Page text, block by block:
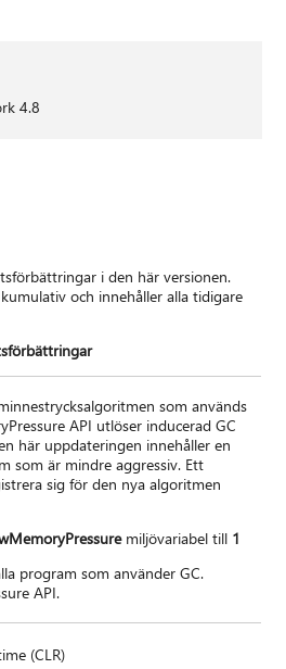
4.8
i den här versionen.
och innehåller alla tidigare
som används
API utlöser inducerad GC
här uppdateringen innehåller en
som är mindre aggressiv. Ett
sig för den nya algoritmen
miljövariabel till 1
program som använder GC.
API.
(CLR)